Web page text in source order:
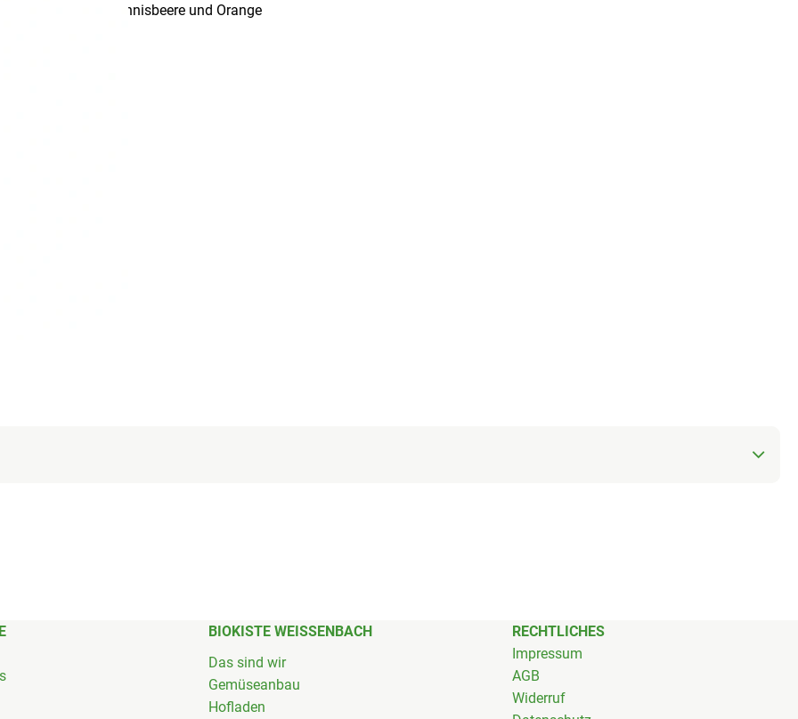
Noten von Johannisbeere und Orange
BIOKISTE WEISSENBACH
Das sind wir
Gemüseanbau
Hofladen
RECHTLICHES
Impressum
AGB
Widerruf